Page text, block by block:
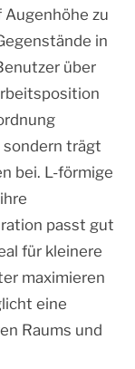
zu
in
über
trägt
bei. L-förmige
passt gut
für kleinere
maximieren
eine
Raums und